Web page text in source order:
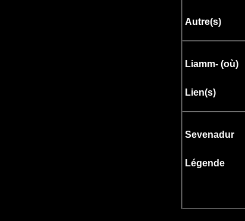
Autre(s)
Liamm- (où)
Lien(s)
Sevenadur
Légende